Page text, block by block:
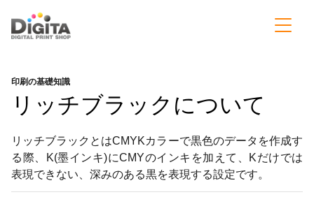
印刷の基礎知識
リッチブラックについて
リッチブラックとはCMYKカラーで黒色のデータを作成す
る際、K(墨インキ)にCMYのインキを加えて、Kだけでは
表現できない、深みのある黒を表現する設定です。